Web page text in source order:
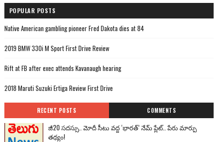
POPULAR POSTS
Native American gambling pioneer Fred Dakota dies at 84
2019 BMW 330i M Sport First Drive Review
Rift at FB after exec attends Kavanaugh hearing
2018 Maruti Suzuki Ertiga Review First Drive
RECENT POSTS COMMENTS
జీ20 సదస్సు.. మోదీ సీటు వద్ద ‘భారత్’ నేమ్ ప్లేట్‌.. పేరు మార్పు
తథ్యం!